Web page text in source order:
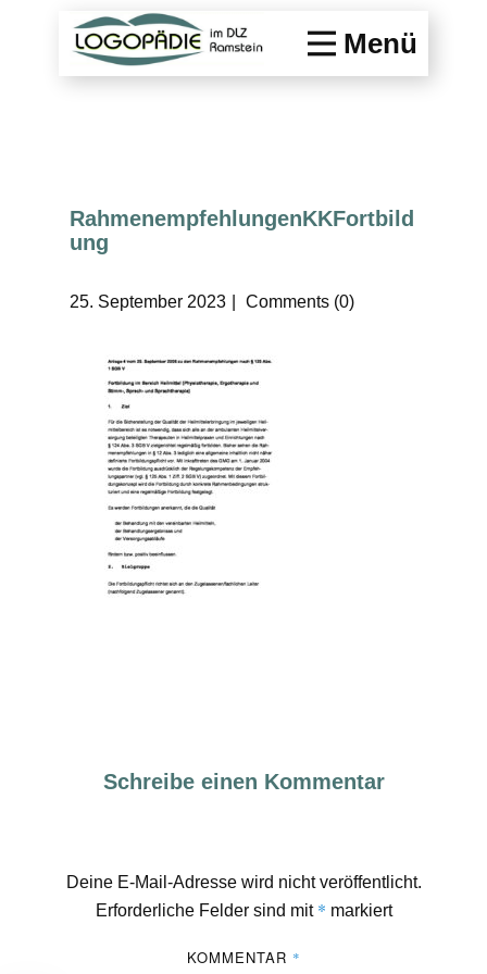
Menü
RahmenempfehlungenKKFortbild
ung
25. September 2023 Comments (0)
Schreibe einen Kommentar
Deine E-Mail-Adresse wird nicht veröffentlicht.
Erforderliche Felder sind mit * markiert
KOMMENTAR *